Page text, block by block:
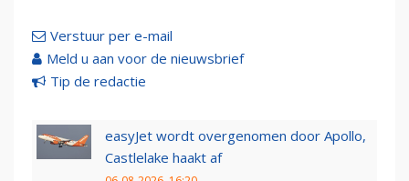
Verstuur per e-mail
Meld u aan voor de nieuwsbrief
Tip de redactie
easyJet wordt overgenomen door Apollo,
Castlelake haakt af